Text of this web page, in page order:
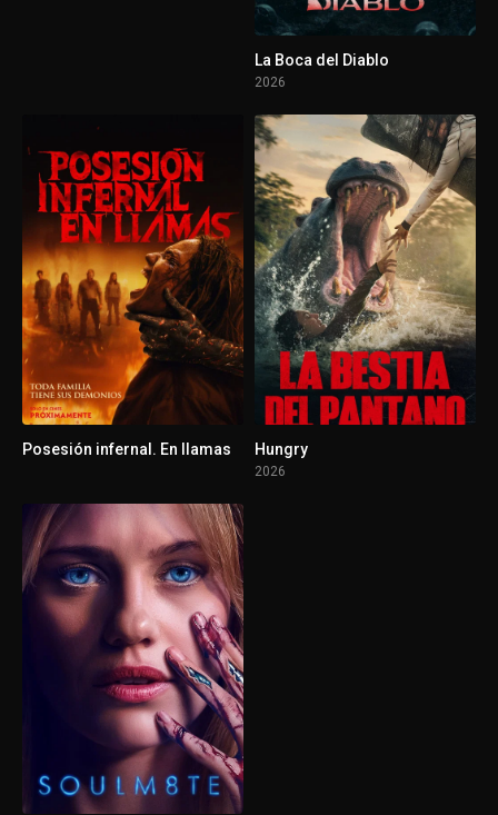
La Boca del Diablo
2026
Posesión infernal. En llamas Hungry
2026